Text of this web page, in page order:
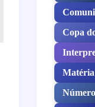
Copa